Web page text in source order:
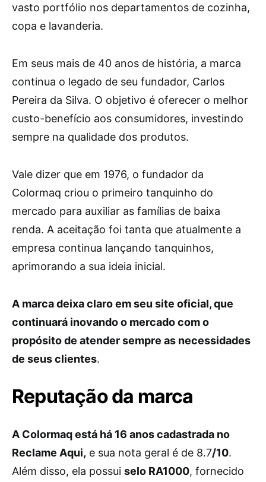
vasto portfólio nos departamentos de cozinha,
copa e lavanderia.
Em seus mais de 40 anos de história, a marca
continua o legado de seu fundador, Carlos
Pereira da Silva. O objetivo é oferecer o melhor
custo-benefício aos consumidores, investindo
sempre na qualidade dos produtos.
Vale dizer que em 1976, o fundador da
Colormaq criou o primeiro tanquinho do
mercado para auxiliar as famílias de baixa
renda. A aceitação foi tanta que atualmente a
empresa continua lançando tanquinhos,
aprimorando a sua ideia inicial.
A marca deixa claro em seu site oficial, que
continuará inovando o mercado com o
propósito de atender sempre as necessidades
de seus clientes.
Reputação da marca
A Colormaq está há 16 anos cadastrada no
Reclame Aqui, e sua nota geral é de 8.7/10.
Além disso, ela possui selo RA1000, fornecido